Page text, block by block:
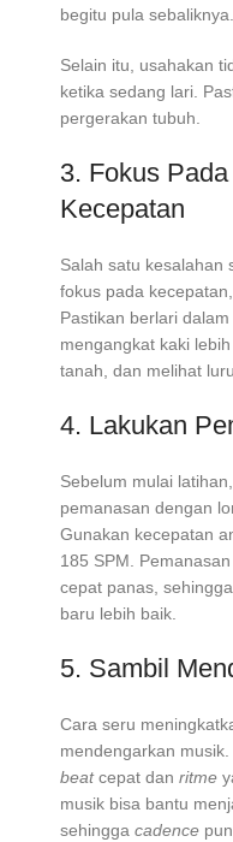
begitu pula sebaliknya.
Selain itu, usahakan
ketika sedang lari.
pergerakan tubuh.
3. Fokus
Kecepatan
Salah satu kesalahan
fokus pada
Pastikan berlari
mengangkat kaki
tanah, dan melihat
4. Lakukan
Sebelum mulai
pemanasan dengan
Gunakan kecepatan
185 SPM.
cepat panas,
baru lebih baik.
5. Sambil
Cara seru
mendengarkan
beatcepat dan ritme
musik bisa bantu
sehingga cadence